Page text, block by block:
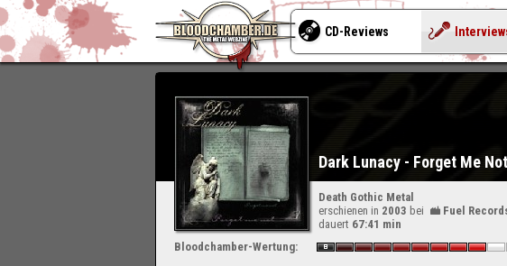
Dark Lunacy - Forget Me Not
Death Gothic Metal
erschienen in 2003 bei
Fuel
dauert 67:41 min
Bloodchamber-Wertung:
CD-Reviews